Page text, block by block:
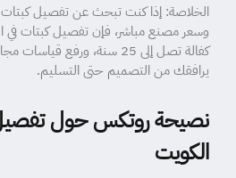
الخلاصة: إذا كنت تبحث عن تفصيل
وسعر مصنع مباشر، فإن تفصيل كبتات
كفالة تصل إلى 25 سنة، ورفع
يرافقك من التصميم حتى التسليم.
نصيحة روتكس حول
الكويت